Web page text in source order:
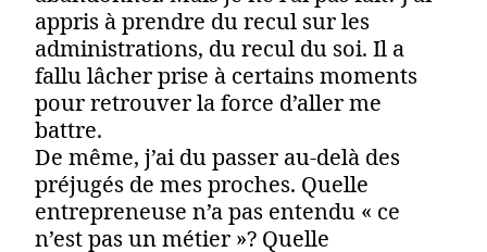
appris à prendre du recul sur les
administrations, du recul du soi. Il a
fallu lâcher prise à certains moments
pour retrouver la force d’aller me
battre.
De même, j’ai du passer au-delà des
préjugés de mes proches. Quelle
entrepreneuse n’a pas entendu « ce
n’est pas un métier »? Quelle